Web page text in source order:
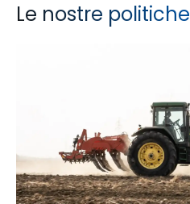
Le nostre politiche